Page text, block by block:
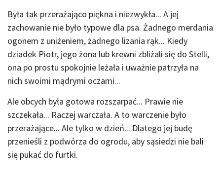
Była tak przerażająco piękna i niezwykła... A jej
zachowanie nie było typowe dla psa. Żadnego merdania
ogonem z uniżeniem, żadnego lizania rąk... Kiedy
dziadek Piotr, jego żona lub krewni zbliżali się do Stelli,
ona po prostu spokojnie leżała i uważnie patrzyła na
nich swoimi mądrymi oczami...
Ale obcych była gotowa rozszarpać... Prawie nie
szczekała... Raczej warczała. A to warczenie było
przerażające... Ale tylko w dzień... Dlatego jej budę
przenieśli z podwórza do ogrodu, aby sąsiedzi nie bali
się pukać do furtki.